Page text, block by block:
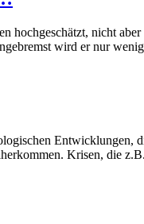
nicht
wird er nur
Krisen, die